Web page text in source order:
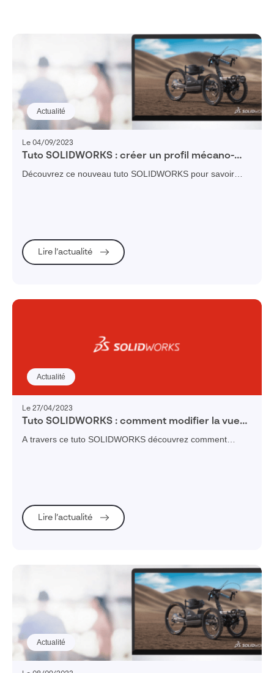
Actualité
Le 04/09/2023
Tuto SOLIDWORKS : créer un profil mécano-
soudé
Découvrez ce nouveau tuto SOLIDWORKS pour savoir
Lire l’actualité
Actualité
Le 27/04/2023
Tuto SOLIDWORKS : comment modifier la vue
de face d’un modèle de pièce ou d’assemblage
A travers ce tuto SOLIDWORKS découvrez comment
Lire l’actualité
Actualité